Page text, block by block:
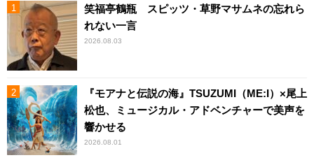
笑福亭鶴瓶 スピッツ・草野マサムネの忘れら
れない一言
2026.08.03
『モアナと伝説の海』TSUZUMI（ME:I）×尾上
松也、ミュージカル・アドベンチャーで美声を
響かせる
2026.08.01